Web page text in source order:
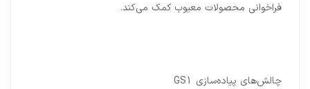
فراخوانی محصولات معیوب کمک می‌کند.
چالش‌های پیاده‌سازی GS1